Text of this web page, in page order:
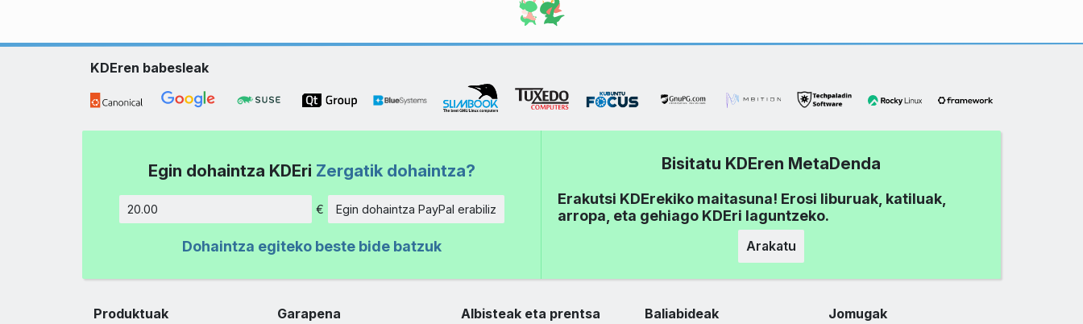
KDEren babesleak
Egin dohaintza KDEri Zergatik dohaintza?
Kopurua
€ Egin dohaintza PayPal erabiliz
Dohaintza egiteko beste bide batzuk
Bisitatu KDEren MetaDenda
Erakutsi KDErekiko maitasuna! Erosi liburuak, katiluak,
arropa, eta gehiago KDEri laguntzeko.
Arakatu
Produktuak Garapena Albisteak eta prentsa Baliabideak Jomugak